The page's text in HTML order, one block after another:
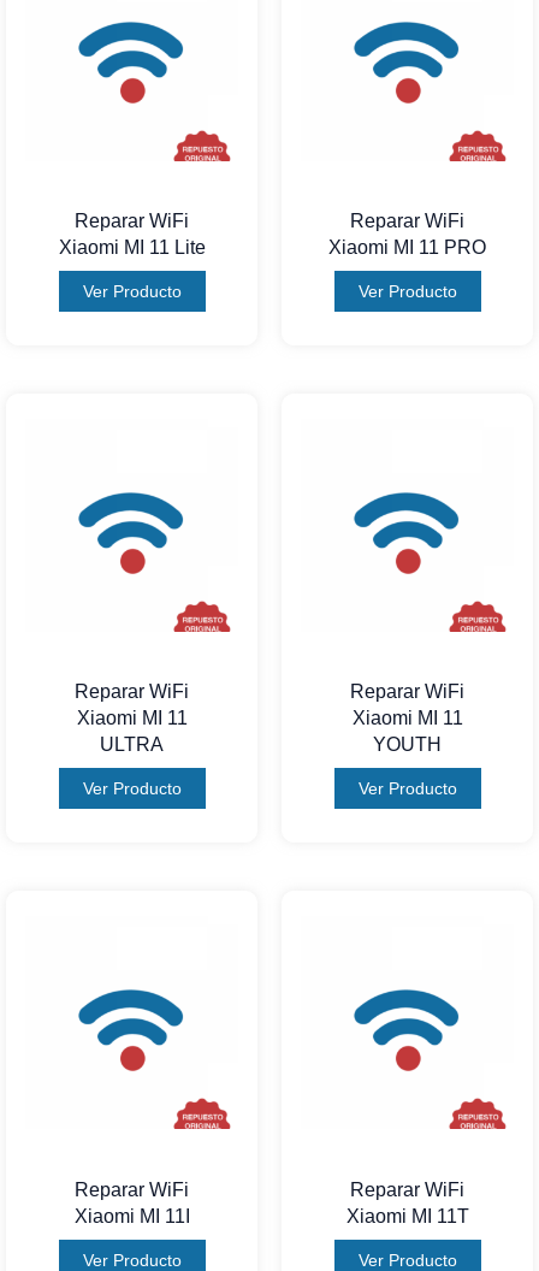
Reparar WiFi
Xiaomi MI 11 Lite
Ver Producto
Reparar WiFi
Xiaomi MI 11 PRO
Ver Producto
Reparar WiFi
Xiaomi MI 11
ULTRA
Ver Producto
Reparar WiFi
Xiaomi MI 11
YOUTH
Ver Producto
Reparar WiFi
Xiaomi MI 11I
Ver Producto
Reparar WiFi
Xiaomi MI 11T
Ver Producto